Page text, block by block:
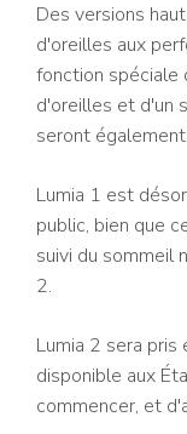
Des versions
d'oreilles aux
fonction spéciale
d'oreilles et d'un
seront
Lumia 1 est
public, bien que
suivi du sommeil
2.
Lumia 2 sera
disponible aux
commencer, et